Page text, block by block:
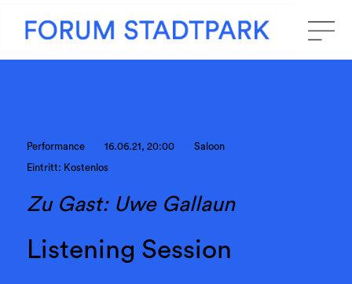
Performance 16.06.21, 20:00 Saloon
Eintritt: Kostenlos
Zu Gast: Uwe Gallaun
Listening Session